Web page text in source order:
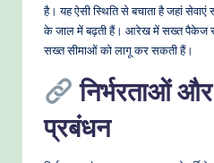
है। यह ऐसी स्थिति से बचाता है जहां सेवाएं
के जाल में बढ़ती हैं। आरेख में सख्त पैकेज
सख्त सीमाओं को लागू कर सकती हैं।
निर्भरताओं
प्रबंधन